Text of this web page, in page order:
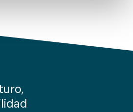
que haga del sitio web con
sociales, publicidad y análisis